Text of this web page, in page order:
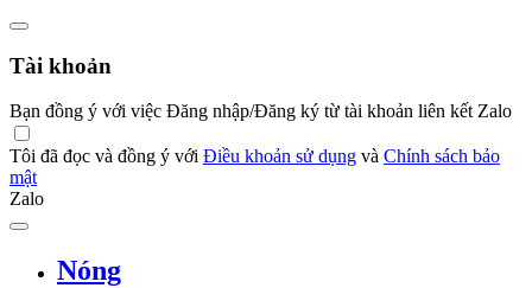
Tài khoản
Bạn đồng ý với việc Đăng nhập/Đăng ký từ tài khoản liên kết Zalo
Tôi đã đọc và đồng ý với Điều khoản sử dụng và Chính sách bảo
mật
Zalo
Nóng